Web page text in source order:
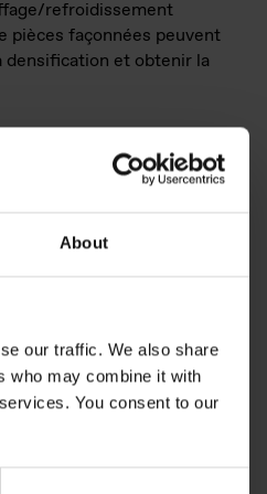
About
our traffic. We also share
who may combine it with
You consent to our
refroidissement
pièces façonnées peuvent
densification et obtenir la
MICROSILICA® pour
sont composés de
dont beaucoup
: